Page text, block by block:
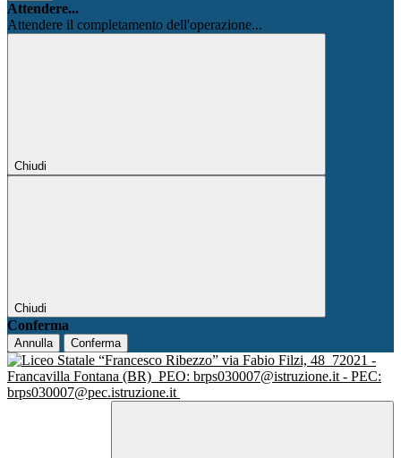
Attendere...
Attendere il completamento dell'operazione...
Chiudi
Chiudi
Conferma
Annulla Conferma
via Fabio Filzi, 48 72021 -
Francavilla Fontana (BR) PEO: brps030007@istruzione.it - PEC:
brps030007@pec.istruzione.it